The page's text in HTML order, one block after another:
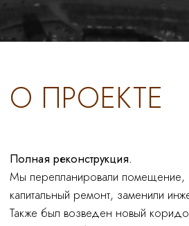
Мы установили постоянно эксплуатируемую кровлю
из прорезиненнового покрытия, разместили на ней
игровые площадки и теневые навесы. В целях